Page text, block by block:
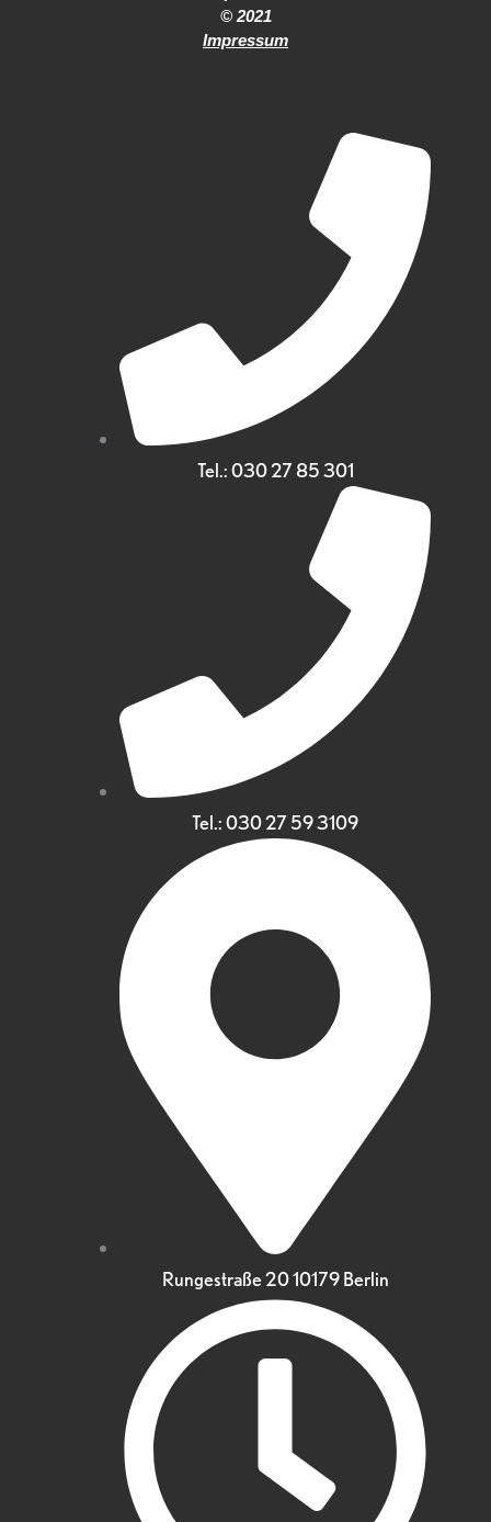
© 2021
Impressum
Tel.: 030 27 85 301
Tel.: 030 27 59 3109
Rungestraße 20 10179 Berlin